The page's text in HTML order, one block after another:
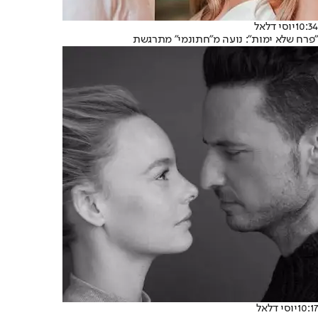
10:34יוסי דלאל
"פרח שלא ימות": נועה מ"חתונמי" מתרגשת
10:17יוסי דלאל